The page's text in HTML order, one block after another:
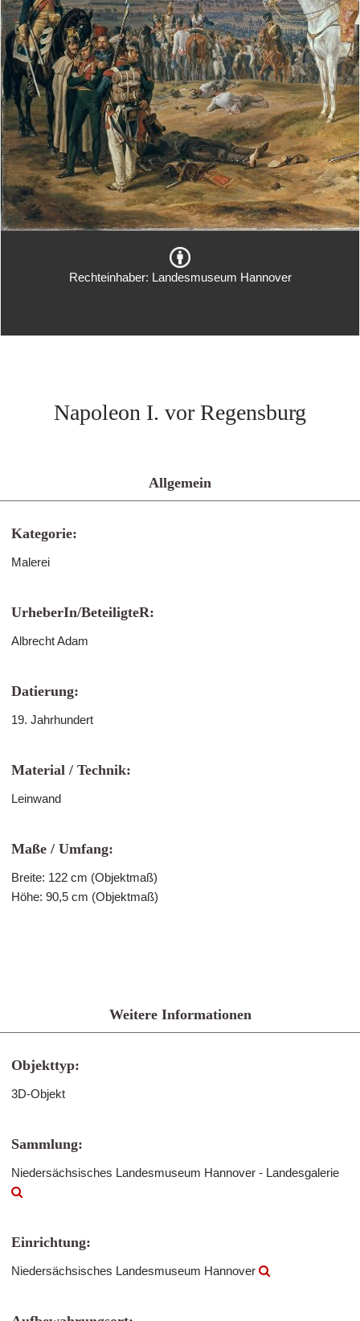
Rechteinhaber: Landesmuseum Hannover
Napoleon I. vor Regensburg
Allgemein
Kategorie:
Malerei
UrheberIn/BeteiligteR:
Albrecht Adam
Datierung:
19. Jahrhundert
Material / Technik:
Leinwand
Maße / Umfang:
Breite: 122 cm (Objektmaß)
Höhe: 90,5 cm (Objektmaß)
Weitere Informationen
Objekttyp:
3D-Objekt
Sammlung:
Niedersächsisches Landesmuseum Hannover - Landesgalerie
Einrichtung:
Niedersächsisches Landesmuseum Hannover